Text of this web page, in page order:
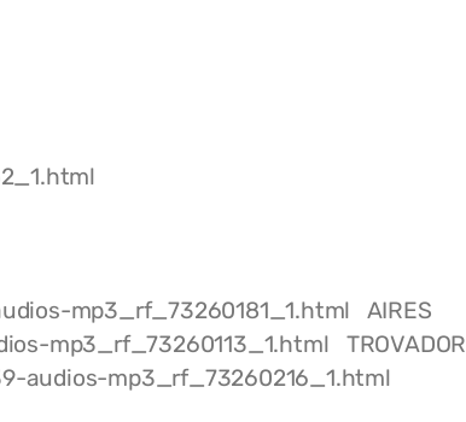
mp3_rf_73260181_1.html AIRES
mp3_rf_73260113_1.html TROVADOR
audios-mp3_rf_73260216_1.html